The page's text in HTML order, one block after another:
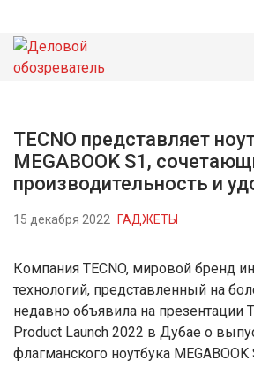
НОВОСТИ
TECNO представляет
MEGABOOK S1,
производительность и
15 декабря 2022 ГАДЖЕТЫ
Компания TECNO, мировой бренд
технологий, представленный на
недавно объявила на презентации
Product Launch 2022 в Дубае о
флагманского ноутбука MEGABOOK